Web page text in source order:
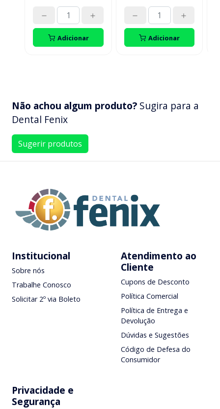
Adicionar Adicionar
Não achou algum produto? Sugira para a
Dental Fenix
Sugerir produtos
Institucional
Sobre nós
Trabalhe Conosco
Solicitar 2º via Boleto
Atendimento ao
Cliente
Cupons de Desconto
Política Comercial
Política de Entrega e
Devolução
Dúvidas e Sugestões
Código de Defesa do
Consumidor
Privacidade e
Segurança